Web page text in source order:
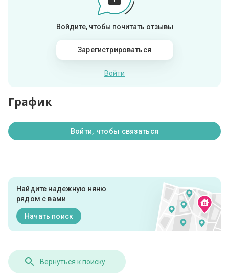
Войдите, чтобы почитать отзывы
Зарегистрироваться
Войти
График
Войти, чтобы связаться
Найдите надежную няню
рядом с вами
Начать поиск
Вернуться к поиску